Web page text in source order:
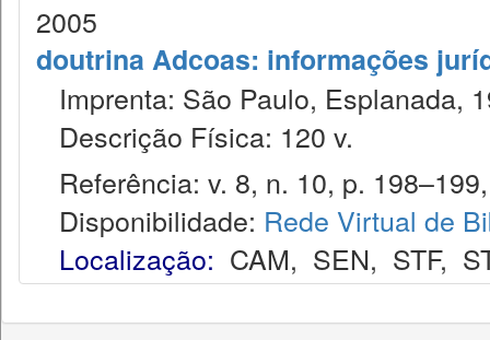
2005
doutrina Adcoas: informações
Imprenta: São Paulo, Esplanada,
Descrição Física: 120 v.
Referência: v. 8, n. 10, p.
Disponibilidade: Rede Virtual de
Localização: CAM, SEN, STF,